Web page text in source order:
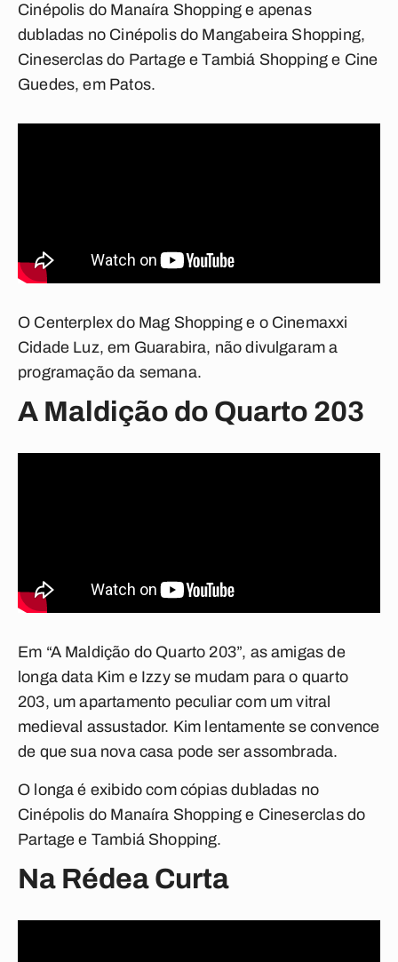
Cinépolis do Manaíra Shopping e apenas
dubladas no Cinépolis do Mangabeira Shopping,
Cineserclas do Partage e Tambiá Shopping e Cine
Guedes, em Patos.
O Centerplex do Mag Shopping e o Cinemaxxi
Cidade Luz, em Guarabira, não divulgaram a
programação da semana.
A Maldição do Quarto 203
Em “A Maldição do Quarto 203”, as amigas de
longa data Kim e Izzy se mudam para o quarto
203, um apartamento peculiar com um vitral
medieval assustador. Kim lentamente se convence
de que sua nova casa pode ser assombrada.
O longa é exibido com cópias dubladas no
Cinépolis do Manaíra Shopping e Cineserclas do
Partage e Tambiá Shopping.
Na Rédea Curta